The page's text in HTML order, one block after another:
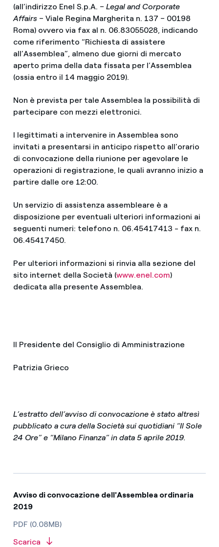
(all’indirizzo Enel S.p.A. – Legal and Corporate
Affairs– Viale Regina Margherita n. 137 – 00198
Roma) ovvero via fax al n. 06.83055028, indicando
come riferimento “Richiesta di assistere
all’Assemblea”, almeno due giorni di mercato
aperto prima della data fissata per l’Assemblea
(ossia entro il 14 maggio 2019).
Non è prevista per tale Assemblea la possibilità di
partecipare con mezzi elettronici.
I legittimati a intervenire in Assemblea sono
invitati a presentarsi in anticipo rispetto all’orario
di convocazione della riunione per agevolare le
operazioni di registrazione, le quali avranno inizio a
partire dalle ore 12:00.
Un servizio di assistenza assembleare è a
disposizione per eventuali ulteriori informazioni ai
seguenti numeri: telefono n. 06.45417413 - fax n.
06.45417450.
Per ulteriori informazioni si rinvia alla sezione del
sito internet della Società (www.enel.com)
dedicata alla presente Assemblea.
Il Presidente del Consiglio di Amministrazione
Patrizia Grieco
L’estratto dell’avviso di convocazione è stato altresì
pubblicato a cura della Società sui quotidiani “Il Sole
24 Ore” e “Milano Finanza” in data 5 aprile 2019.
​​​​​​​​​Avviso di convocazione dell'Assemblea ordinaria
2019
PDF (0.08MB)
Scarica